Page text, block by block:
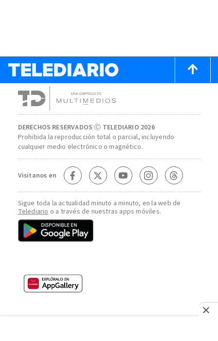
DERECHOS RESERVADOS Ⓒ TELEDIARIO 2026
Prohibida la reproducción total o parcial, incluyendo
cualquier medio electrónico o magnético.
Visitanos en
Sigue toda la actualidad minuto a minuto, en la web de
Telediarioo a través de nuestras apps móviles.